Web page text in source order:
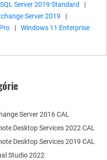
SQL Server 2019 Standard
|
Server 2019
|
|
Windows 11 Enterprise
Desktop Services 2022 CAL
Desktop Services 2019 CAL
Server 2016 CAL
Studio 2022